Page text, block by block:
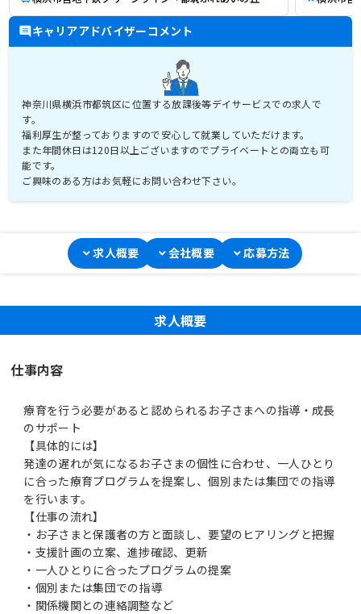
キャリアアドバイザーコメント
神奈川県横浜市都筑区に位置する放課後等デイサービスでの求人で
す。
福利厚生が整っておりますので安心して就業していただけます。
また年間休日は120日以上ございますのでプライベートとの両立も可
能です。
ご興味のある方はお気軽にお問い合わせ下さい。
求人概要 会社概要 応募方法
求人概要
仕事内容
療育を行う必要があると認められるお子さまへの指導・成長
のサポート
【具体的には】
発達の遅れが気になるお子さまの個性に合わせ、一人ひとり
に合った療育プログラムを提案し、個別または集団での指導
を行います。
【仕事の流れ】
・お子さまと保護者の方と面談し、要望のヒアリングと把握
・支援計画の立案、進捗確認、更新
・一人ひとりに合ったプログラムの提案
・個別または集団での指導
・関係機関との連絡調整など